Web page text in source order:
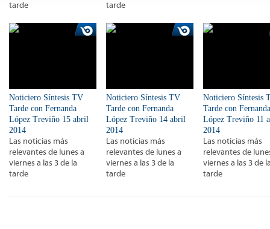
tarde
tarde
Noticiero Síntesis TV
Tarde con Fernanda
López Treviño 15 abril
2014
Las noticias más
relevantes de lunes a
viernes a las 3 de la
tarde
Noticiero Síntesis TV
Tarde con Fernanda
López Treviño 14 abril
2014
Las noticias más
relevantes de lunes a
viernes a las 3 de la
tarde
Noticiero Síntesis
Tarde con Fernanda
López Treviño 11
2014
Las noticias más
relevantes de
viernes a las 3 de
tarde